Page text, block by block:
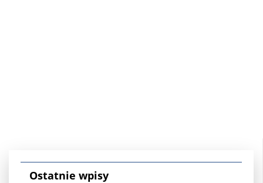
Ostatnie wpisy